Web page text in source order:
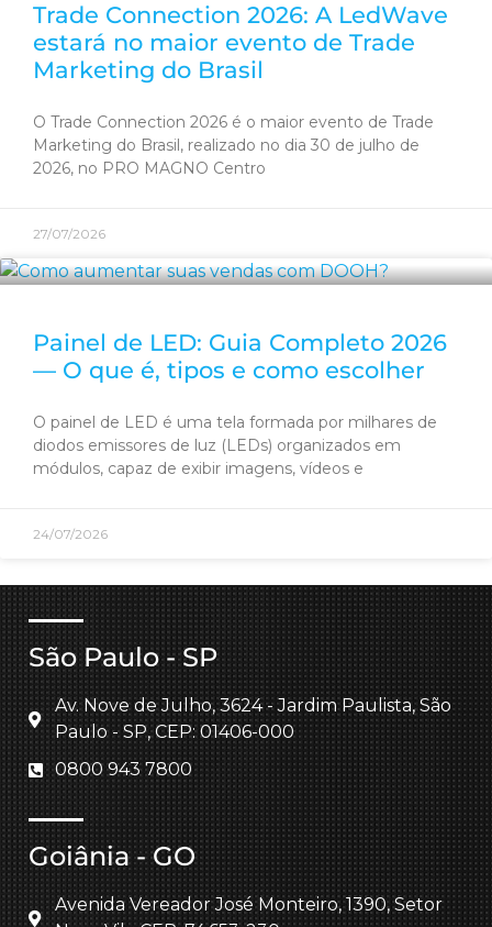
Trade Connection 2026: A LedWave
estará no maior evento de Trade
Marketing do Brasil
O Trade Connection 2026 é o maior evento de Trade
Marketing do Brasil, realizado no dia 30 de julho de
2026, no PRO MAGNO Centro
27/07/2026
Painel de LED: Guia Completo 2026
— O que é, tipos e como escolher
O painel de LED é uma tela formada por milhares de
diodos emissores de luz (LEDs) organizados em
módulos, capaz de exibir imagens, vídeos e
24/07/2026
São Paulo - SP
Av. Nove de Julho, 3624 - Jardim Paulista, São
Paulo - SP, CEP: 01406-000
0800 943 7800
Goiânia - GO
Avenida Vereador José Monteiro, 1390, Setor